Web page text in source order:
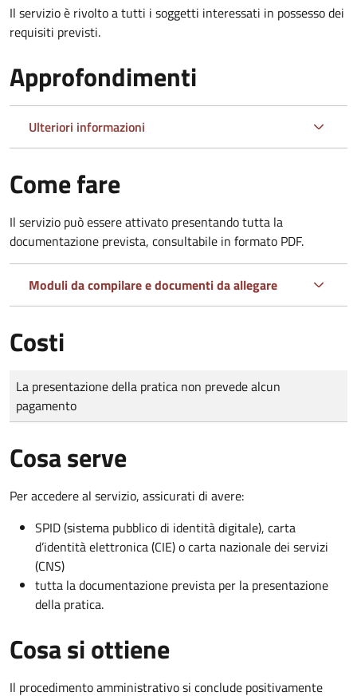
Il servizio è rivolto a tutti i soggetti interessati in possesso dei
requisiti previsti.
Approfondimenti
Ulteriori informazioni
Come fare
Il servizio può essere attivato presentando tutta la
documentazione prevista, consultabile in formato PDF.
Moduli da compilare e documenti da allegare
Costi
Tipo di pagamento
Importo
La presentazione della pratica non prevede alcun
pagamento
Cosa serve
Per accedere al servizio, assicurati di avere:
SPID (sistema pubblico di identità digitale), carta
d’identità elettronica (CIE) o carta nazionale dei servizi
(CNS)
tutta la documentazione prevista per la presentazione
della pratica.
Cosa si ottiene
Il procedimento amministrativo si conclude positivamente